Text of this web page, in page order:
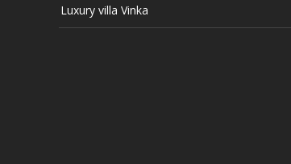
Luxury villa Vinka